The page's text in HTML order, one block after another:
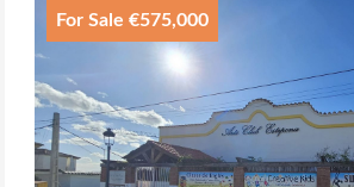
For Sale €575,000